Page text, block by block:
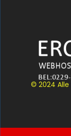
© 2024